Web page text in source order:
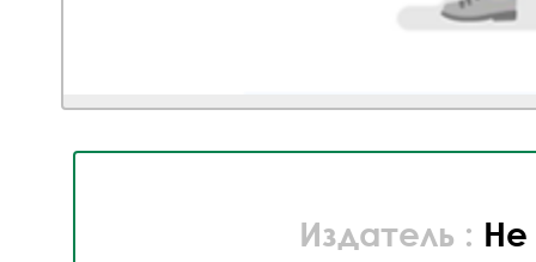
Издатель : Не